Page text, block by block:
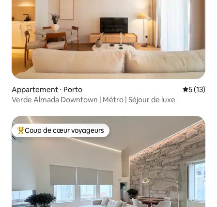
Appartement ⋅ Porto
5 (13)
Verde Almada Downtown | Métro | Séjour de luxe
Coups de cœur voyageurs les plus appréciés
Coup de cœur voyageurs